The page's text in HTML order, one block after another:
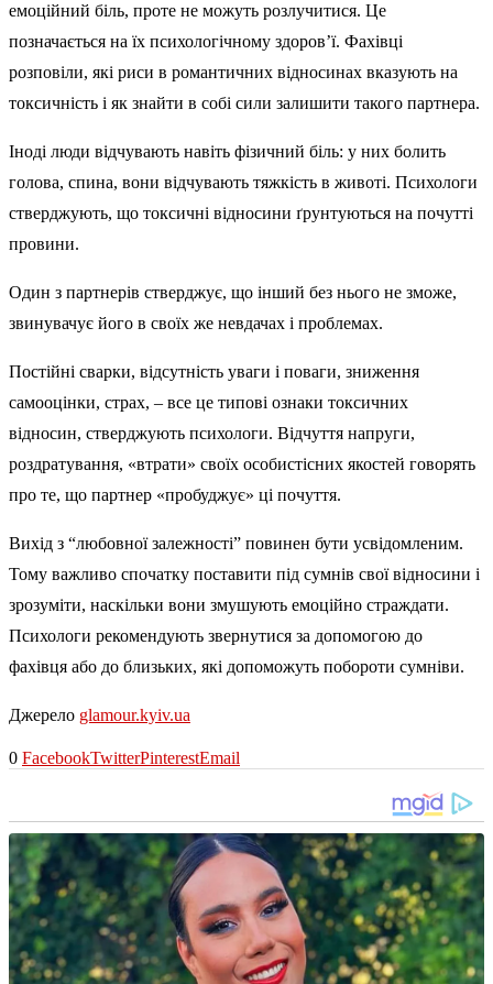
емоційний біль, проте не можуть розлучитися. Це
позначається на їх психологічному здоров’ї. Фахівці
розповіли, які риси в романтичних відносинах вказують на
токсичність і як знайти в собі сили залишити такого партнера.
Іноді люди відчувають навіть фізичний біль: у них болить
голова, спина, вони відчувають тяжкість в животі. Психологи
стверджують, що токсичні відносини ґрунтуються на почутті
провини.
Один з партнерів стверджує, що інший без нього не зможе,
звинувачує його в своїх же невдачах і проблемах.
Постійні сварки, відсутність уваги і поваги, зниження
самооцінки, страх, – все це типові ознаки токсичних
відносин, стверджують психологи. Відчуття напруги,
роздратування, «втрати» своїх особистісних якостей говорять
про те, що партнер «пробуджує» ці почуття.
Вихід з “любовної залежності” повинен бути усвідомленим.
Тому важливо спочатку поставити під сумнів свої відносини і
зрозуміти, наскільки вони змушують емоційно страждати.
Психологи рекомендують звернутися за допомогою до
фахівця або до близьких, які допоможуть побороти сумніви.
Джерело glamour.kyiv.ua
0 FacebookTwitterPinterestEmail